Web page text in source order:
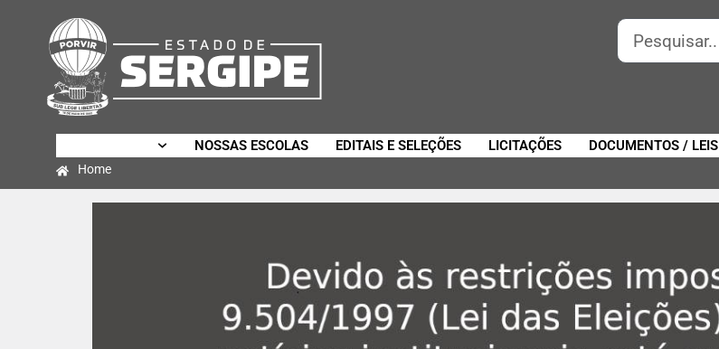
NOSSAS ESCOLAS EDITAIS E SELEÇÕES LICITAÇÕES DOCUMENTOS / LEIS
Home